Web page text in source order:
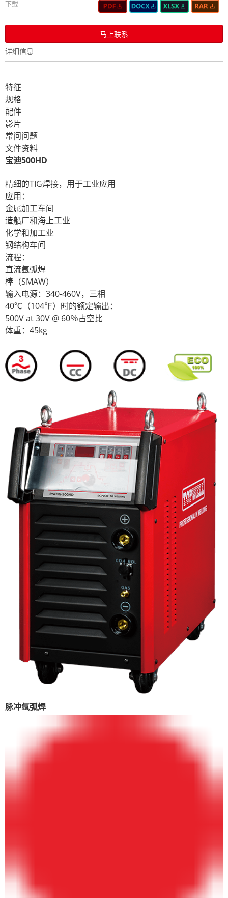
下载
马上联系
详细信息
特征
规格
配件
影片
常问问题
文件资料
宝迪500HD
精细的TIG焊接，用于工业应用
应用：
金属加工车间
造船厂和海上工业
化学和加工业
钢结构车间
流程：
直流氩弧焊
棒（SMAW）
输入电源：340-460V，三相
40℃（104℉）时的额定输出：
500V at 30V @ 60％占空比
体重：45kg
脉冲氩弧焊